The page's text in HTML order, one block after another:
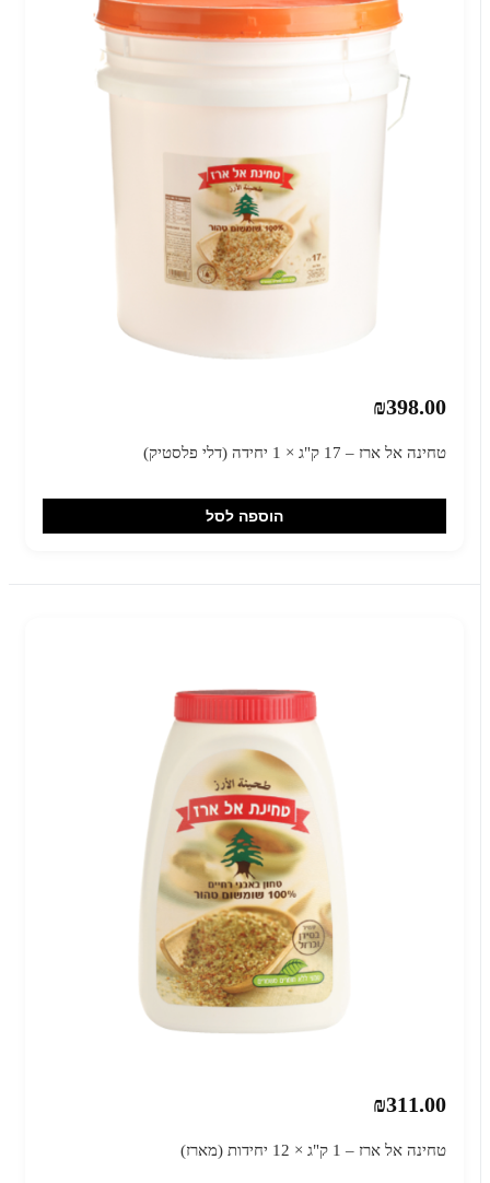
₪398.00
טחינה אל ארז – 17 ק"ג × 1 יחידה (דלי פלסטיק)
הוספה לסל
₪311.00
טחינה אל ארז – 1 ק"ג × 12 יחידות (מארז)